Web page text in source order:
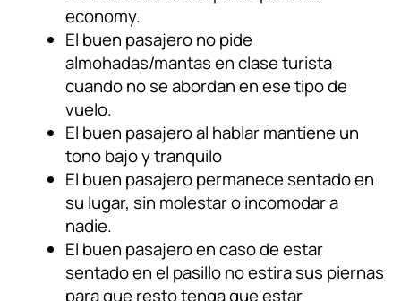
economy.
El buen pasajero no pide
almohadas/mantas en clase turista
cuando no se abordan en ese tipo de
vuelo.
El buen pasajero al hablar mantiene un
tono bajo y tranquilo
El buen pasajero permanece sentado en
su lugar, sin molestar o incomodar a
nadie.
El buen pasajero en caso de estar
sentado en el pasillo no estira sus piernas
para que resto tenga que estar